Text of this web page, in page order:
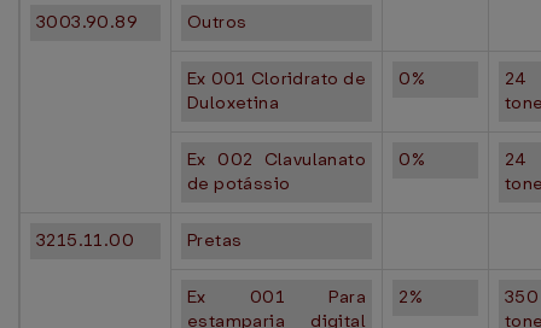
3003.90.89 Outros
Ex 001 Cloridrato de
Duloxetina
0%
24
Ex 002 Clavulanato
de potássio
0%
24
3215.11.00 Pretas
Ex 001 Para
estamparia digital
2%
350